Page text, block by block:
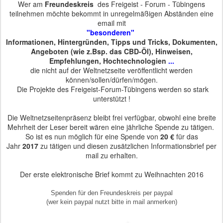
Wer am Freundeskreis des Freigeist - Forum - Tübingens
teilnehmen möchte bekommt in unregelmäßigen Abständen eine
email mit
"besonderen"
Informationen, Hintergründen, Tipps und Tricks, Dokumenten,
Angeboten (wie z.Bsp. das CBD-Öl), Hinweisen,
Empfehlungen, Hochtechnologien ...
die nicht auf der Weltnetzseite veröffentlicht werden
können/sollen/dürfen/mögen.
Die Projekte des Freigeist-Forum-Tübingens werden so stark
unterstützt !
Die Weltnetzseitenpräsenz bleibt frei verfügbar, obwohl eine breite
Mehrheit der Leser bereit wären eine jährliche Spende zu tätigen.
So ist es nun möglich für eine Spende von 20 €für das
Jahr 2017 zu tätigen und diesen zusätzlichen Informationsbrief per
mail zu erhalten.
Der erste elektronische Brief kommt zu Weihnachten 2016
Spenden für den Freundeskreis per paypal
(wer kein paypal nutzt bitte in mail anmerken)